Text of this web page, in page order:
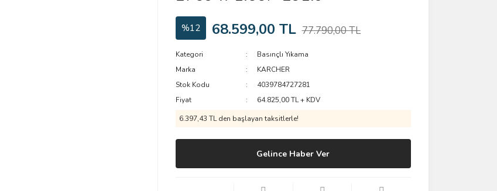
%12 68.599,00 TL 77.790,00 TL
Kategori
Basınçlı Yıkama
Marka
KARCHER
Stok Kodu
4039784727281
Fiyat
64.825,00 TL + KDV
6.397,43 TL den başlayan taksitlerle!
Gelince Haber Ver